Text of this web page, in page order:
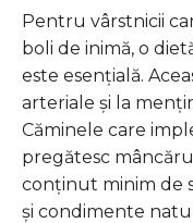
Pentru vârstnicii
boli de inimă, o
este esențială.
arteriale și la
Căminele care
pregătesc
conținut minim de
și condimente